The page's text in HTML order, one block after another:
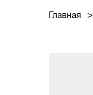
Главная >